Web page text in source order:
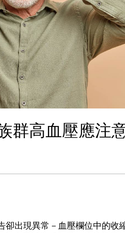
群高血壓應注
卻出現異常－血壓欄位中的收